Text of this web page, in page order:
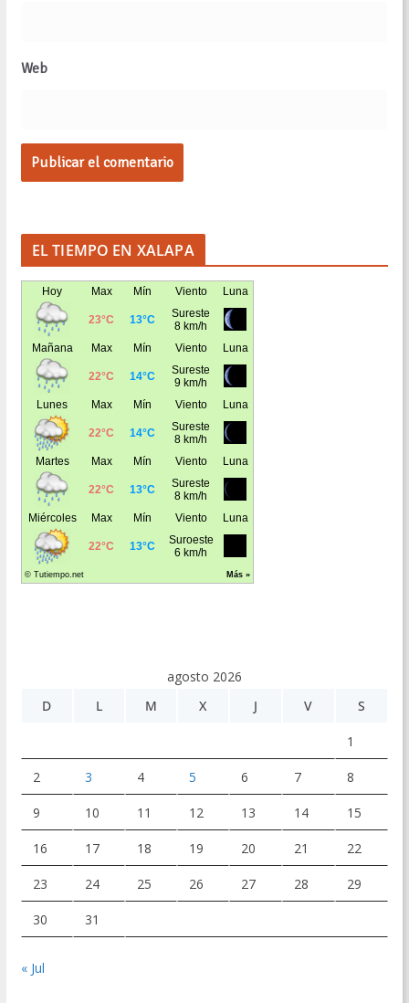
Web
EL TIEMPO EN XALAPA
agosto 2026
D
L M X J V S
1
2 3 4 5 6 7 8
9 10 11 12 13 14 15
16 17 18 19 20 21 22
23 24 25 26 27 28 29
30 31
« Jul